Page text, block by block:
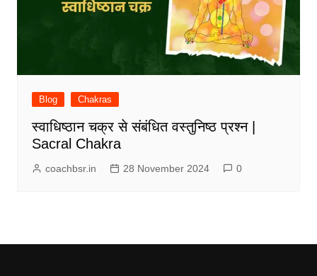
Blog Chakras
स्वाधिष्ठान चक्र से संबंधित वस्तुनिष्ठ प्रश्न |
Sacral Chakra
coachbsr.in 28 November 2024 0